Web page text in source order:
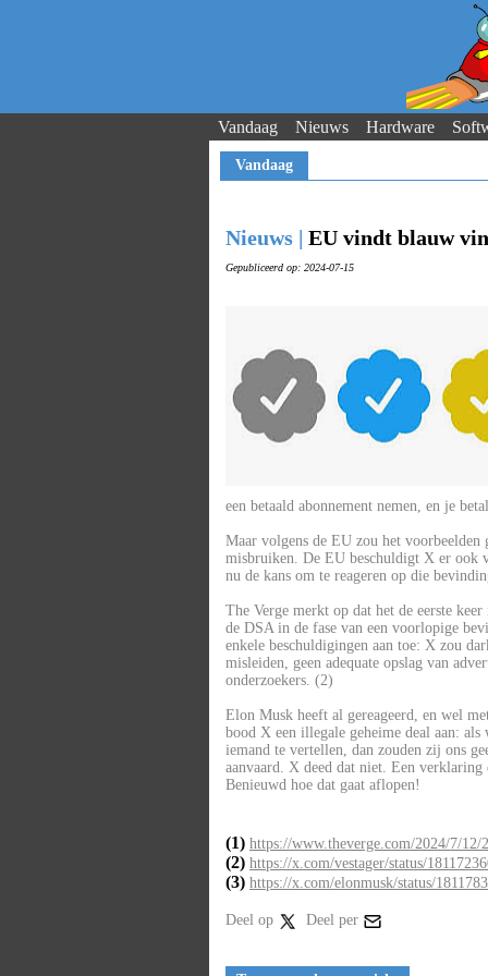
Vandaag Nieuws Hardware
Vandaag
Nieuws | EU vindt blauw
Gepubliceerd op: 2024-07-15
een betaald abonnement nemen, en je
Maar volgens de EU zou het voorbeelden
misbruiken. De EU beschuldigt X er ook
nu de kans om te reageren op die
The Verge merkt op dat het de eerste
de DSA in de fase van een voorlopige
enkele beschuldigingen aan toe: X zou
misleiden, geen adequate opslag van
onderzoekers. (2)
Elon Musk heeft al gereageerd, en wel
bood X een illegale geheime deal aan:
iemand te vertellen, dan zouden zij ons
aanvaard. X deed dat niet. Een
Benieuwd hoe dat gaat aflopen!
(1) https://www.theverge.com/2024/7/12/
(2) https://x.com/vestager/status/
(3) https://x.com/elonmusk/status/
Deel op Deel per